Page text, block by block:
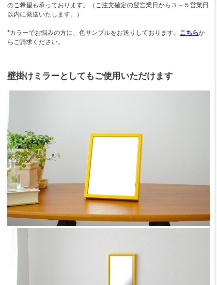
のご希望も承っております。（ご注文確定の翌営業日から３～５営業日
以内に発送いたします。）
*カラーでお悩みの方に、色サンプルをお送りしております。 こちらか
らご請求ください。
壁掛けミラーとしてもご使用いただけます